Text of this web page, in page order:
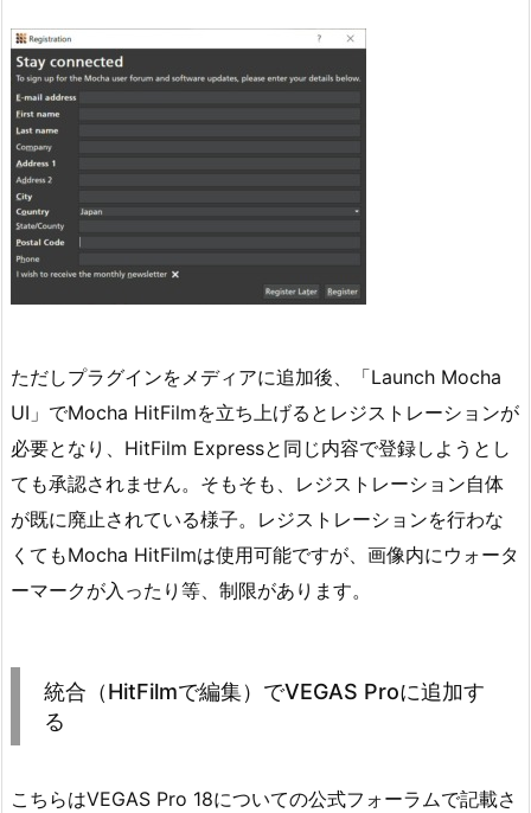
ただしプラグインをメディアに追加後、「Launch Mocha
UI」でMocha HitFilmを立ち上げるとレジストレーションが
必要となり、HitFilm Expressと同じ内容で登録しようとし
ても承認されません。そもそも、レジストレーション自体
が既に廃止されている様子。レジストレーションを行わな
くてもMocha HitFilmは使用可能ですが、画像内にウォータ
ーマークが入ったり等、制限があります。
統合（HitFilmで編集）でVEGAS Proに追加す
る
こちらはVEGAS Pro 18についての公式フォーラムで記載さ